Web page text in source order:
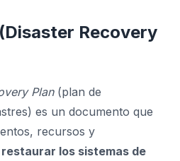
Recovery
Plan(plan de
es un documento que
recursos y
restaurar los sistemas de